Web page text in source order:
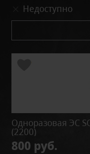
Недоступно
Одноразовая ЭС
(2200)
800 руб.